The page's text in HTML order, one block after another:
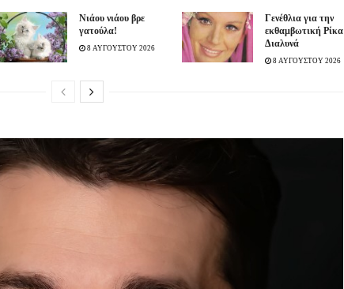
Νιάου νιάου βρε
γατούλα!
8 ΑΥΓΟΥΣΤΟΥ 2026
Γενέθλια για την
εκθαμβωτική Ρίκα
Διαλυνά
8 ΑΥΓΟΥΣΤΟΥ 2026